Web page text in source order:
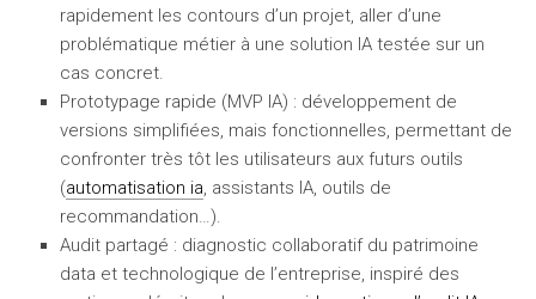
rapidement les contours d’un projet, aller d’une
problématique métier à une solution IA testée sur un
cas concret.
Prototypage rapide (MVP IA) : développement de
versions simplifiées, mais fonctionnelles, permettant de
confronter très tôt les utilisateurs aux futurs outils
(automatisation ia, assistants IA, outils de
recommandation…).
Audit partagé : diagnostic collaboratif du patrimoine
data et technologique de l’entreprise, inspiré des